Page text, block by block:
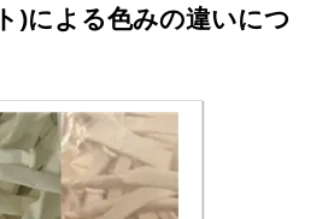
)による色みの違いにつ